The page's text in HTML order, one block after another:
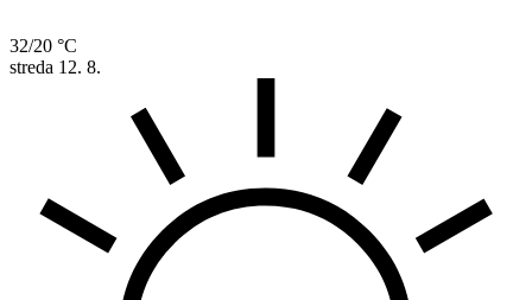
32/20 °C
streda 12. 8.